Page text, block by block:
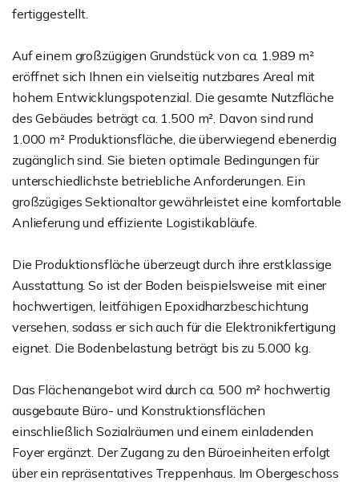
fertiggestellt.
Auf einem großzügigen Grundstück von ca. 1.989 m²
eröffnet sich Ihnen ein vielseitig nutzbares Areal mit
hohem Entwicklungspotenzial. Die gesamte Nutzfläche
des Gebäudes beträgt ca. 1.500 m². Davon sind rund
1.000 m² Produktionsfläche, die überwiegend ebenerdig
zugänglich sind. Sie bieten optimale Bedingungen für
unterschiedlichste betriebliche Anforderungen. Ein
großzügiges Sektionaltor gewährleistet eine komfortable
Anlieferung und effiziente Logistikabläufe.
Die Produktionsfläche überzeugt durch ihre erstklassige
Ausstattung. So ist der Boden beispielsweise mit einer
hochwertigen, leitfähigen Epoxidharzbeschichtung
versehen, sodass er sich auch für die Elektronikfertigung
eignet. Die Bodenbelastung beträgt bis zu 5.000 kg.
Das Flächenangebot wird durch ca. 500 m² hochwertig
ausgebaute Büro- und Konstruktionsflächen
einschließlich Sozialräumen und einem einladenden
Foyer ergänzt. Der Zugang zu den Büroeinheiten erfolgt
über ein repräsentatives Treppenhaus. Im Obergeschoss